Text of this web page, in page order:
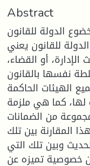
Abstract
الدولة للقانون
للقانون يعني
أو القضاء،
نفسها بالقانون
الهيئات الحاكمة
لها، كما هي ملزمة
من الضمانات
المقارنة بين تلك
وبين تلك التي
خصوصية تميزه عن